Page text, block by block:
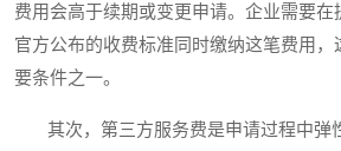
费用会高于续期或变更申请。企业需要在
官方公布的收费标准同时缴纳这笔费用
要条件之一。
其次，第三方服务费是申请过程中弹